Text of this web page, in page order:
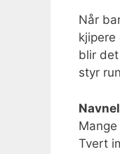
Når
blir
styr
Tvert